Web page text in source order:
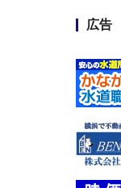
広告